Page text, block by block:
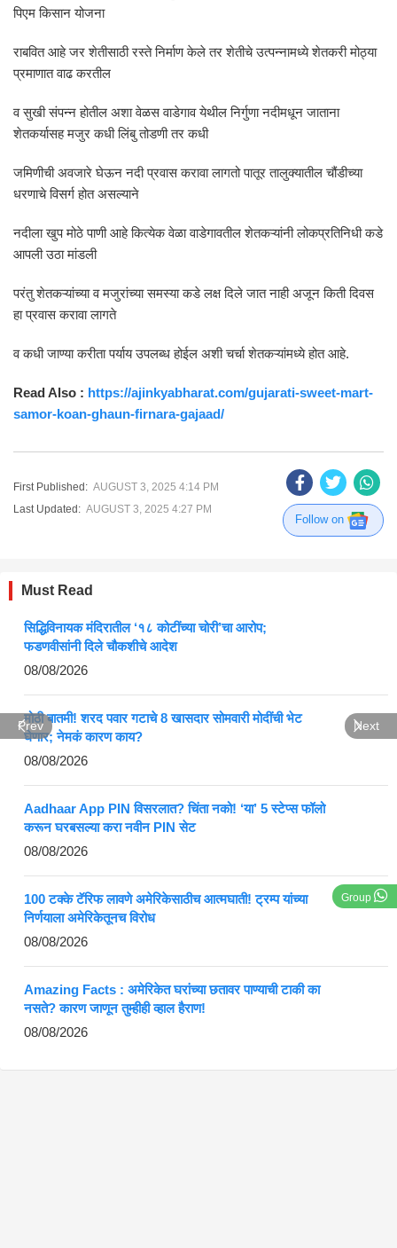
Group
पिएम किसान योजना
राबवित आहे जर शेतीसाठी रस्ते निर्माण केले तर शेतीचे उत्पन्नामध्ये शेतकरी मोठ्या
प्रमाणात वाढ करतील
व सुखी संपन्न होतील अशा वेळस वाडेगाव येथील निर्गुणा नदीमधून जाताना
शेतकर्यासह मजुर कधी लिंबु तोडणी तर कधी
जमिणीची अवजारे घेऊन नदी प्रवास करावा लागतो पातूर तालुक्यातील चौंडीच्या
धरणाचे विसर्ग होत असल्याने
नदीला खुप मोठे पाणी आहे कित्येक वेळा वाडेगावतील शेतकऱ्यांनी लोकप्रतिनिधी कडे
आपली उठा मांडली
परंतु शेतकऱ्यांच्या व मजुरांच्या समस्या कडे लक्ष दिले जात नाही अजून किती दिवस
हा प्रवास करावा लागते
व कधी जाण्या करीता पर्याय उपलब्ध होईल अशी चर्चा शेतकऱ्यांमध्ये होत आहे.
Read Also : https://ajinkyabharat.com/gujarati-sweet-mart-
samor-koan-ghaun-firnara-gajaad/
First Published: AUGUST 3, 2025 4:14 PM
Last Updated: AUGUST 3, 2025 4:27 PM
Follow on
Prev Next
Must Read
सिद्धिविनायक मंदिरातील ‘१८ कोटींच्या चोरी’चा आरोप;
फडणवीसांनी दिले चौकशीचे आदेश
08/08/2026
मोठी बातमी! शरद पवार गटाचे 8 खासदार सोमवारी मोदींची भेट
घेणार; नेमकं कारण काय?
08/08/2026
Aadhaar App PIN विसरलात? चिंता नको! ‘या’ 5 स्टेप्स फॉलो
करून घरबसल्या करा नवीन PIN सेट
08/08/2026
100 टक्के टॅरिफ लावणे अमेरिकेसाठीच आत्मघाती! ट्रम्प यांच्या
निर्णयाला अमेरिकेतूनच विरोध
08/08/2026
Amazing Facts : अमेरिकेत घरांच्या छतावर पाण्याची टाकी का
नसते? कारण जाणून तुम्हीही व्हाल हैराण!
08/08/2026